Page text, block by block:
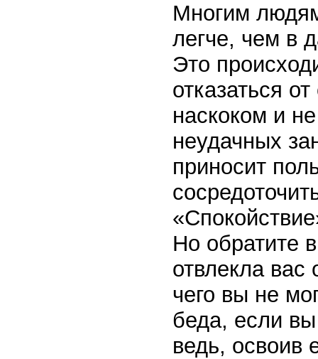
Многим
легче, чем в
Это
отказаться
наскоком и
неудачных
приносит
Но обратите
отвлекла вас
чего вы не
беда, если
ведь, освоив